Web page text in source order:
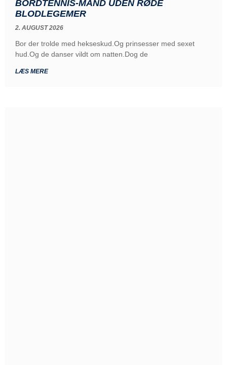
BORDTENNIS-MAND UDEN RØDE
BLODLEGEMER
2. AUGUST 2026
Bor der trolde med hekseskud.Og prinsesser med sexet
hud.Og de danser vildt om natten.Dog de
LÆS MERE